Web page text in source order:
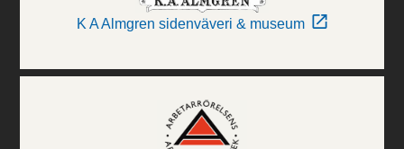
K A Almgren sidenväveri & museum